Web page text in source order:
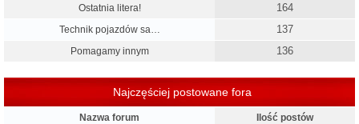
Ostatnia litera! 164
Technik pojazdów sa… 137
Pomagamy innym 136
Najczęściej postowane fora
Nazwa forum
Ilość postów